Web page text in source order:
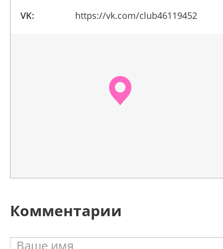
VK:
https://vk.com/club46119452
Комментарии